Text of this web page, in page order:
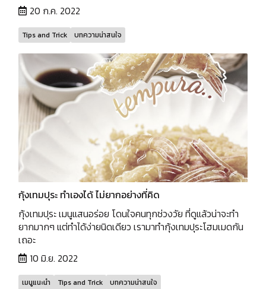
20 ก.ค. 2022
Tips and Trick บทความน่าสนใจ
กุ้งเทมปุระ ทำเองได้ ไม่ยากอย่างที่คิด
กุ้งเทมปุระ เมนูแสนอร่อย โดนใจคนทุกช่วงวัย ที่ดูแล้วน่าจะทำ
ยากมากๆ แต่ทำได้ง่ายนิดเดียว เรามาทำกุ้งเทมปุระโฮมเมดกัน
เถอะ
10 มิ.ย. 2022
เมนูแนะนำ Tips and Trick บทความน่าสนใจ